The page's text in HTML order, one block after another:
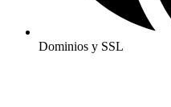
Dominios y SSL